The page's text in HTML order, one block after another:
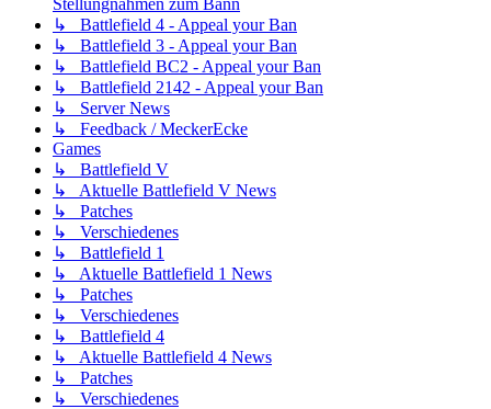
Stellungnahmen zum Bann
↳ Battlefield 4 - Appeal your Ban
↳ Battlefield 3 - Appeal your Ban
↳ Battlefield BC2 - Appeal your Ban
↳ Battlefield 2142 - Appeal your Ban
↳ Server News
↳ Feedback / MeckerEcke
Games
↳ Battlefield V
↳ Aktuelle Battlefield V News
↳ Patches
↳ Verschiedenes
↳ Battlefield 1
↳ Aktuelle Battlefield 1 News
↳ Patches
↳ Verschiedenes
↳ Battlefield 4
↳ Aktuelle Battlefield 4 News
↳ Patches
↳ Verschiedenes